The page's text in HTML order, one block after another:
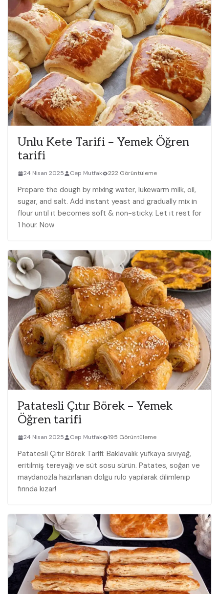
Unlu Kete Tarifi – Yemek Öğren
tarifi
24 Nisan 2025 Cep Mutfak 222 Görüntüleme
Prepare the dough by mixing water, lukewarm milk, oil,
sugar, and salt. Add instant yeast and gradually mix in
flour until it becomes soft & non-sticky. Let it rest for
1 hour. Now
Patatesli Çıtır Börek – Yemek
Öğren tarifi
24 Nisan 2025 Cep Mutfak 195 Görüntüleme
Patatesli Çıtır Börek Tarifi: Baklavalık yufkaya sıvıyağ,
eritilmiş tereyağı ve süt sosu sürün. Patates, soğan ve
maydanozla hazırlanan dolgu rulo yapılarak dilimlenip
fırında kızar!